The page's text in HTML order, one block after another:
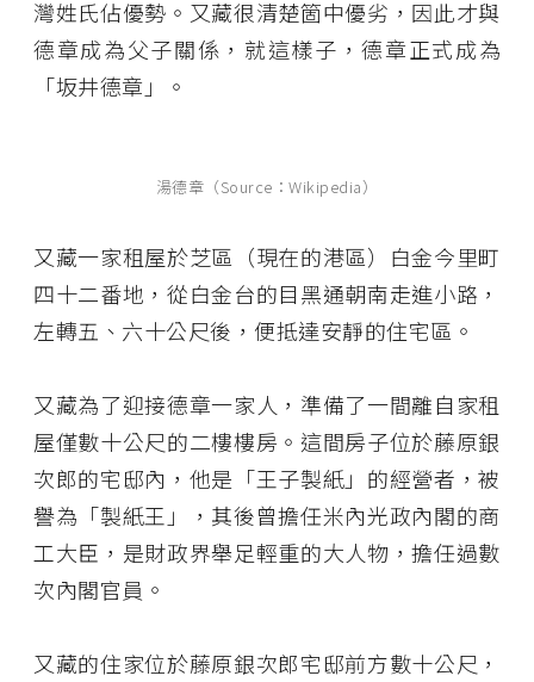
灣姓氏佔優勢。又藏很清楚箇中優劣，因此才與
德章成為父子關係，就這樣子，德章正式成為
「坂井德章」。
湯德章（Source：Wikipedia）
又藏一家租屋於芝區（現在的港區）白金今里町
四十二番地，從白金台的目黑通朝南走進小路，
左轉五、六十公尺後，便抵達安靜的住宅區。
又藏為了迎接德章一家人，準備了一間離自家租
屋僅數十公尺的二樓樓房。這間房子位於藤原銀
次郎的宅邸內，他是「王子製紙」的經營者，被
譽為「製紙王」，其後曾擔任米內光政內閣的商
工大臣，是財政界舉足輕重的大人物，擔任過數
次內閣官員。
又藏的住家位於藤原銀次郎宅邸前方數十公尺，